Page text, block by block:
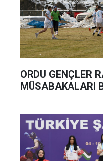
ORDU GENÇLER
MÜSABAKALARI